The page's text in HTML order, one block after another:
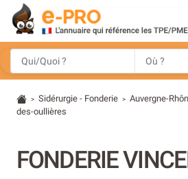
> Sidérurgie - Fonderie > Auvergne-
des-oullières
FONDERIE